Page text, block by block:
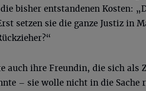
bisher entstandenen Kosten:
setzen sie die ganze Justiz in
auch ihre Freundin, die sich als
– sie wolle nicht in die Sache